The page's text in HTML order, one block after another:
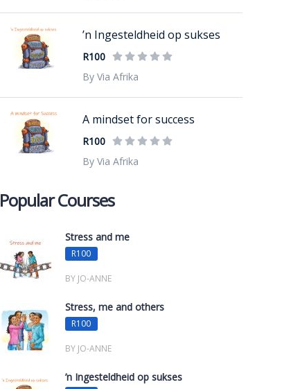
’n Ingesteldheid op sukses
R100
By Via Afrika
A mindset for success
R100
By Via Afrika
Popular Courses
Stress and me
R100
BY JO-ANNE
Stress, me and others
R100
BY JO-ANNE
’n Ingesteldheid op sukses